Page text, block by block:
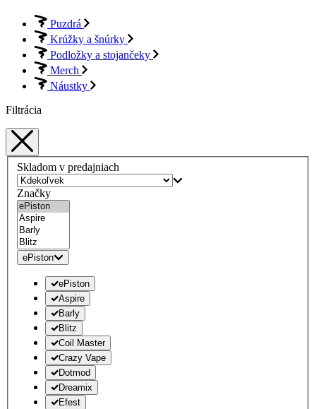
Puzdrá
Krúžky a šnúrky
Podložky a stojančeky
Merch
Náustky
Filtrácia
Skladom v predajniach
Značky
ePiston
ePiston
Aspire
Barly
Blitz
Coil Master
Crazy Vape
Dotmod
Dreamix
Efest